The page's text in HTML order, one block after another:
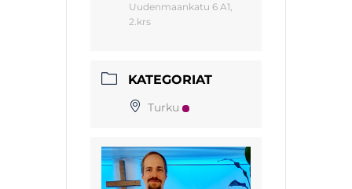
Uudenmaankatu 6 A1,
2.krs
KATEGORIAT
Turku